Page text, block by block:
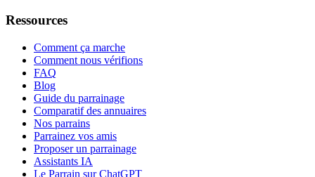
Ressources
Comment ça marche
Comment nous vérifions
FAQ
Blog
Guide du parrainage
Comparatif des annuaires
Nos parrains
Parrainez vos amis
Proposer un parrainage
Assistants IA
Le Parrain sur ChatGPT